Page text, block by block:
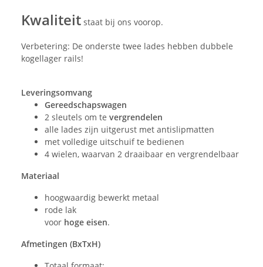
Kwaliteit staat bij ons voorop.
Verbetering: De onderste twee lades hebben dubbele
kogellager rails!
Leveringsomvang
Gereedschapswagen
2 sleutels om te vergrendelen
alle lades zijn uitgerust met antislipmatten
met volledige uitschuif te bedienen
4 wielen, waarvan 2 draaibaar en vergrendelbaar
Materiaal
hoogwaardig bewerkt metaal
rode lak
voor hoge eisen.
Afmetingen (BxTxH)